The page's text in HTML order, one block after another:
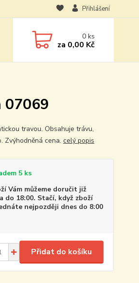
Přihlášení
0ks
za 0,00 Kč
07069
travou. Obsahuje trávu,
Zvýhodněná cena. celý popis
5 ks
Vám můžeme doručit již
do 18:00. Stačí, když zboží
nejpozději dnes do 8:00
Přidat do košíku